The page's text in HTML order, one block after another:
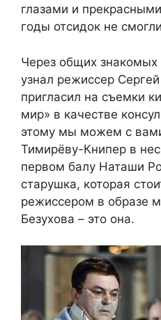
глазами и
годы отсидок не
Через общих
узнал режиссер
пригласил на съемки
мир» в качестве
этому мы можем с
Тимирёву-Книпер в
первом балу Наташи
старушка, которая
режиссером в образе
Безухова – это она.